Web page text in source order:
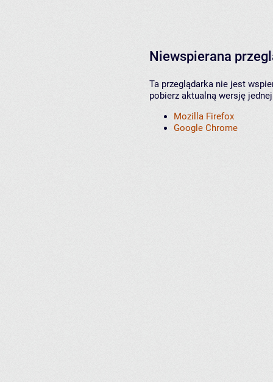
Niewspierana
Ta przeglądarka nie jest
pobierz aktualną wersję
Mozilla Firefox
Google Chrome